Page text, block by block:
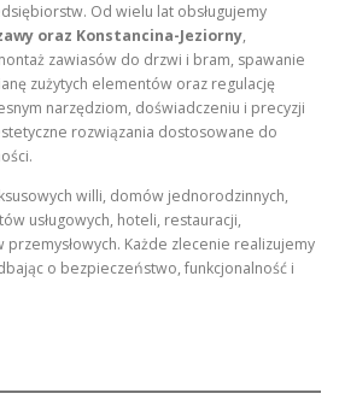
Od wielu lat obsługujemy
oraz Konstancina-Jeziorny,
zawiasów do drzwi i bram, spawanie
zużytych elementów oraz regulację
narzędziom, doświadczeniu i precyzji
rozwiązania dostosowane do
willi, domów jednorodzinnych,
usługowych, hoteli, restauracji,
przemysłowych. Każde zlecenie realizujemy
o bezpieczeństwo, funkcjonalność i